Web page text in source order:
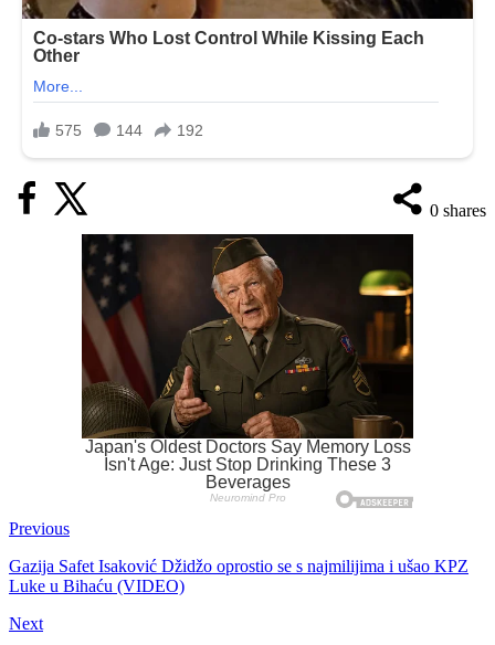
0 shares
Previous
Gazija Safet Isaković Džidžo oprostio se s najmilijima i ušao KPZ
Luke u Bihaću (VIDEO)
Next